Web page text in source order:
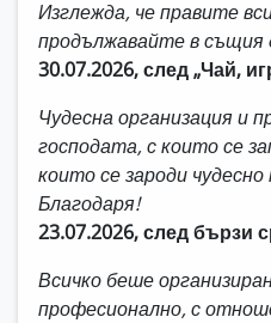
Изглежда, че правите
продължавайте в същия
30.07.2026, след „Чай,
Чудесна организация и
господата, с които се
които се зароди
Благодаря!
23.07.2026, след бързи
Всичко беше
професионално, с